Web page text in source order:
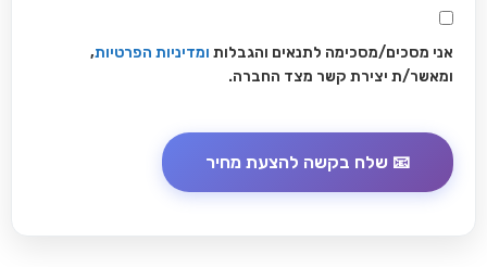
אני מסכים/מסכימה לתנאים והגבלות ומדיניות הפרטיות,
ומאשר/ת יצירת קשר מצד החברה.